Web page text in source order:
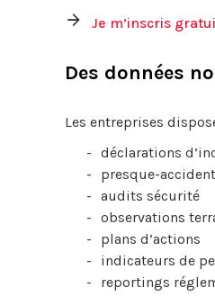
Je m’inscris
Des données
Les entreprises
déclarations
presque-
audits sécurité
observations
plans d’actions
indicateurs de
reportings